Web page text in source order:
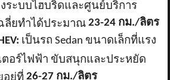
ระบบไฮบริดและศูนย์บริการ
ฉลี่ยทำได้ประมาณ23-24 กม./ลิตร
เป็นรถ Sedan ขนาดเล็กที่แรง
ตอร์ไฟฟ้า ขับสนุกและประหยัด
อยู่ที่26-27 กม./ลิตร